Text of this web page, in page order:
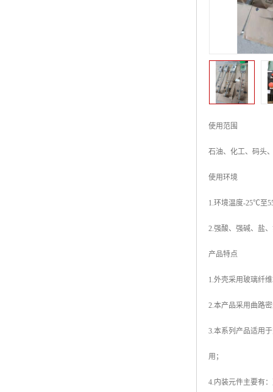
使用范围
石油、化工、码头
使用环境
1.环境温度-25℃至
2.强酸、强碱、盐
产品特点
1.外壳采用玻璃纤
2.本产品采用曲路
3.本系列产品适用
用；
4.内装元件主要有